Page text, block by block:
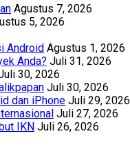
Agustus 7, 2026
5, 2026
Android Agustus 1, 2026
Anda? Juli 31, 2026
30, 2026
Juli 30, 2026
dan iPhone Juli 29, 2026
Juli 27, 2026
IKN Juli 26, 2026